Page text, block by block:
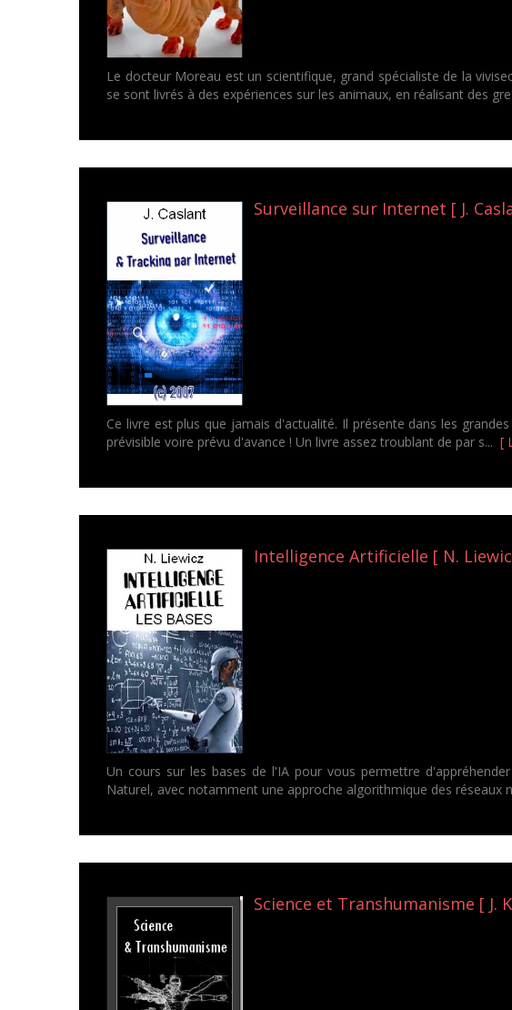
Le docteur Moreau est un scientifique, grand spécialiste de la
se sont livrés à des expériences sur les animaux, en réalisant des
Surveillance sur Internet [ J.
Ce livre est plus que jamais d'actualité. Il présente dans les
prévisible voire prévu d'avance ! Un livre assez troublant de par s... [
Intelligence Artificielle [ N.
Un cours sur les bases de l'IA pour vous permettre
Naturel, avec notamment une approche algorithmique des réseaux
Science et Transhumanisme [ J.